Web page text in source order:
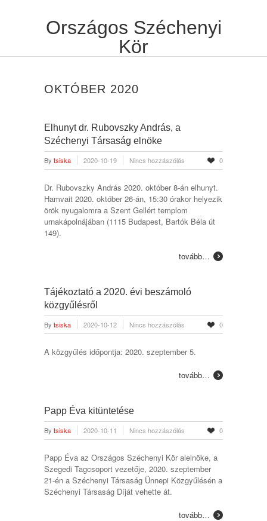
Országos Széchenyi
Kör
OKTÓBER 2020
Elhunyt dr. Rubovszky András, a
Széchenyi Társaság elnöke
By tsiska 2020-10-19 Nincs hozzászólás 0
Dr. Rubovszky András 2020. október 8-án elhunyt.
Hamvait 2020. október 26-án, 15:30 órakor helyezik
örök nyugalomra a Szent Gellért templom
urnakápolnájában (1115 Budapest, Bartók Béla út
149).
tovább…
Tájékoztató a 2020. évi beszámoló
közgyűlésről
By tsiska 2020-10-12 Nincs hozzászólás 0
A közgyűlés időpontja: 2020. szeptember 5.
tovább…
Papp Éva kitüntetése
By tsiska 2020-10-11 Nincs hozzászólás 0
Papp Éva az Országos Széchenyi Kör alelnöke, a
Szegedi Tagcsoport vezetője, 2020. szeptember
21-én a Széchenyi Társaság Ünnepi Közgyűlésén a
Széchenyi Társaság Díját vehette át.
tovább…